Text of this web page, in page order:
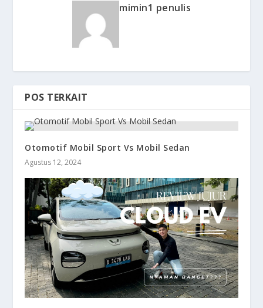
mimin1 penulis
POS TERKAIT
Otomotif Mobil Sport Vs Mobil Sedan
Agustus 12, 2024